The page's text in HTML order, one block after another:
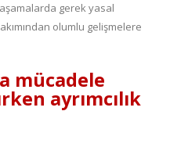
gerek yasal
olumlu gelişmelere
mücadele
ayrımcılık